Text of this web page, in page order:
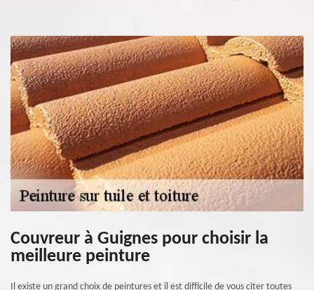
Couvreur à Guignes pour choisir la
meilleure peinture
Il existe un grand choix de peintures et il est difficile de vous citer toutes